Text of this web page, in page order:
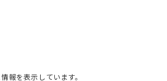
報を表示しています。